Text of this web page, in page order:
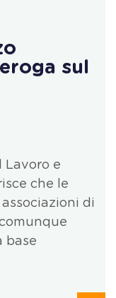
sul
Lavoro e
che le
di
base